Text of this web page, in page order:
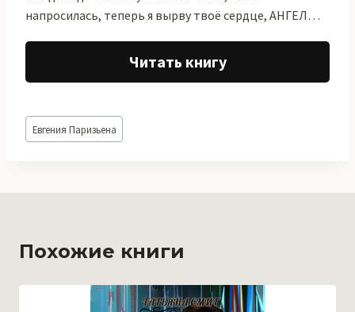
напросилась, теперь я вырву твоё сердце, АНГЕЛ…
Читать книгу
Метки
записи:
Евгения Паризьена
Похожие книги